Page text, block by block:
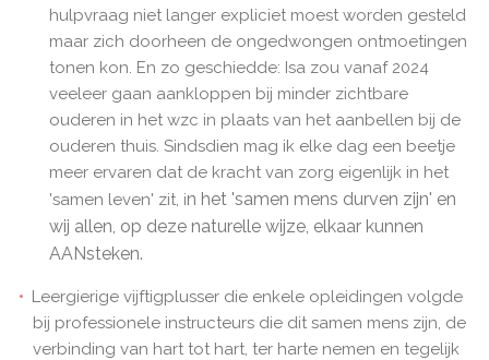
hulpvraag niet langer expliciet moest worden gesteld
maar zich doorheen de ongedwongen ontmoetingen
tonen kon. En zo geschiedde: Isa zou vanaf 2024
veeleer gaan aankloppen bij minder zichtbare
ouderen in het wzc in plaats van het aanbellen bij de
ouderen thuis. Sindsdien mag ik elke dag een beetje
meer ervaren dat de kracht van zorg eigenlijk in het
'samen leven' zit, in het 'samen mens durven zijn' en
wij allen, op deze naturelle wijze, elkaar kunnen
AANsteken.
Leergierige vijftigplusser die enkele opleidingen volgde
bij professionele instructeurs die dit samen mens zijn, de
verbinding van hart tot hart, ter harte nemen en tegelijk